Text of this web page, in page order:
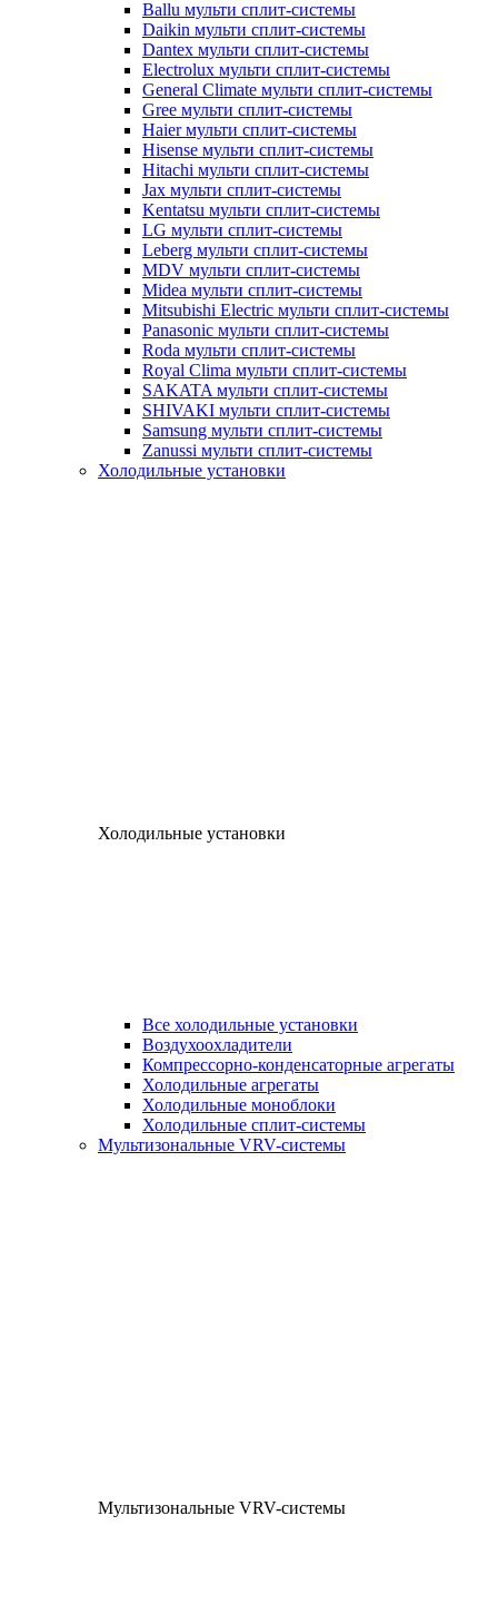
Ballu мульти сплит-системы
Daikin мульти сплит-системы
Dantex мульти сплит-системы
Electrolux мульти сплит-системы
General Climate мульти сплит-системы
Gree мульти сплит-системы
Haier мульти сплит-системы
Hisense мульти сплит-системы
Hitachi мульти сплит-системы
Jax мульти сплит-системы
Kentatsu мульти сплит-системы
LG мульти сплит-системы
Leberg мульти сплит-системы
MDV мульти сплит-системы
Midea мульти сплит-системы
Mitsubishi Electric мульти сплит-системы
Panasonic мульти сплит-системы
Roda мульти сплит-системы
Royal Clima мульти сплит-системы
SAKATA мульти сплит-системы
SHIVAKI мульти сплит-системы
Samsung мульти сплит-системы
Zanussi мульти сплит-системы
Холодильные установки
Холодильные установки
Все холодильные установки
Воздухоохладители
Компрессорно-конденсаторные агрегаты
Холодильные агрегаты
Холодильные моноблоки
Холодильные сплит-системы
Мультизональные VRV-системы
Мультизональные VRV-системы